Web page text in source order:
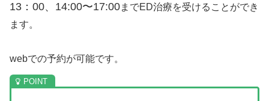
13：00、14:00〜17:00までED治療を受けることができ
ます。
webでの予約が可能です。